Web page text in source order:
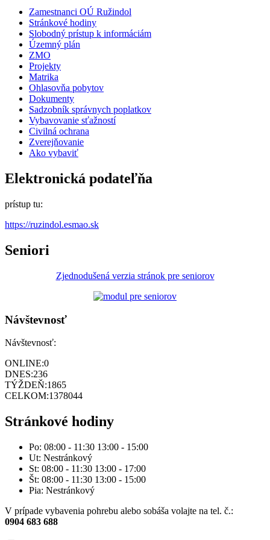
Zamestnanci OÚ Ružindol
Stránkové hodiny
Slobodný prístup k informáciám
Územný plán
ZMO
Projekty
Matrika
Ohlasovňa pobytov
Dokumenty
Sadzobník správnych poplatkov
Vybavovanie sťažností
Civilná ochrana
Zverejňovanie
Ako vybaviť
Elektronická podateľňa
prístup tu:
https://ruzindol.esmao.sk
Seniori
Zjednodušená verzia stránok pre seniorov
Návštevnosť
Návštevnosť:
ONLINE:0
DNES:236
TÝŽDEŇ:1865
CELKOM:1378044
Stránkové hodiny
Po: 08:00 - 11:30 13:00 - 15:00
Ut: Nestránkový
St: 08:00 - 11:30 13:00 - 17:00
Št: 08:00 - 11:30 13:00 - 15:00
Pia: Nestránkový
V prípade vybavenia pohrebu alebo sobáša volajte na tel. č.:
0904 683 688